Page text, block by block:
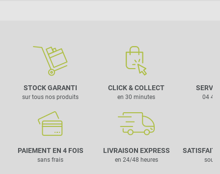
STOCK GARANTI
sur tous nos produits
CLICK & COLLECT
en 30 minutes
PAIEMENT EN 4 FOIS
sans frais
LIVRAISON EXPRESS
en 24/48 heures
04 42
SATISFAIT
sous